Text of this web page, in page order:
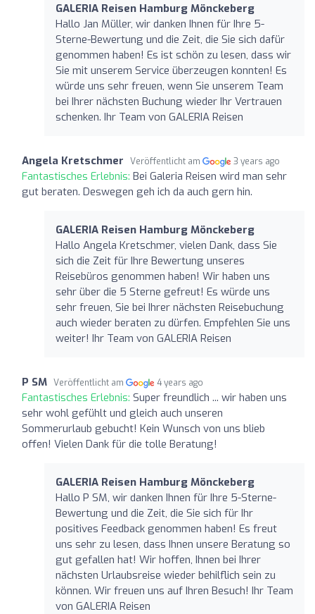
GALERIA Reisen Hamburg Mönckeberg
Hallo Jan Müller, wir danken Ihnen für Ihre 5-
Sterne-Bewertung und die Zeit, die Sie sich dafür
genommen haben! Es ist schön zu lesen, dass wir
Sie mit unserem Service überzeugen konnten! Es
würde uns sehr freuen, wenn Sie unserem Team
bei Ihrer nächsten Buchung wieder Ihr Vertrauen
schenken. Ihr Team von GALERIA Reisen
Angela Kretschmer Veröffentlicht am 3 years ago
Fantastisches Erlebnis: Bei Galeria Reisen wird man sehr
gut beraten. Deswegen geh ich da auch gern hin.
GALERIA Reisen Hamburg Mönckeberg
Hallo Angela Kretschmer, vielen Dank, dass Sie
sich die Zeit für Ihre Bewertung unseres
Reisebüros genommen haben! Wir haben uns
sehr über die 5 Sterne gefreut! Es würde uns
sehr freuen, Sie bei Ihrer nächsten Reisebuchung
auch wieder beraten zu dürfen. Empfehlen Sie uns
weiter! Ihr Team von GALERIA Reisen
P SM Veröffentlicht am 4 years ago
Fantastisches Erlebnis: Super freundlich ... wir haben uns
sehr wohl gefühlt und gleich auch unseren
Sommerurlaub gebucht! Kein Wunsch von uns blieb
offen! Vielen Dank für die tolle Beratung!
GALERIA Reisen Hamburg Mönckeberg
Hallo P SM, wir danken Ihnen für Ihre 5-Sterne-
Bewertung und die Zeit, die Sie sich für Ihr
positives Feedback genommen haben! Es freut
uns sehr zu lesen, dass Ihnen unsere Beratung so
gut gefallen hat! Wir hoffen, Ihnen bei Ihrer
nächsten Urlaubsreise wieder behilflich sein zu
können. Wir freuen uns auf Ihren Besuch! Ihr Team
von GALERIA Reisen